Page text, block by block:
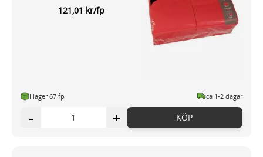
121,01 kr/fp
I lager 67 fp ca 1-2 dagar
- + KÖP